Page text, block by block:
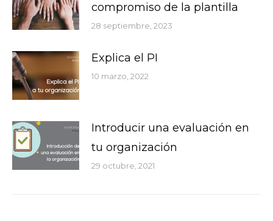
compromiso de la plantilla
28 septiembre, 2023
Explica el PI
10 marzo, 2022
Introducir una evaluación en
tu organización
29 octubre, 2021